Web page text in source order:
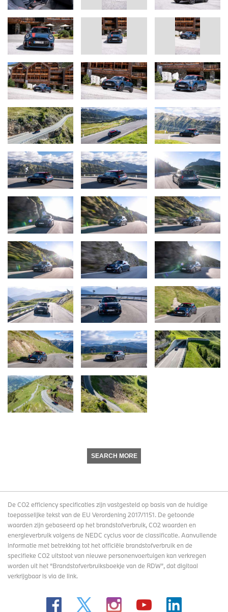
SEARCH MORE
De CO2 efficiency specificaties zijn vastgesteld op basis van de huidige
toepasselijke tekst van de EU Verordening 2017/1151. De getoonde
waarden zijn gebaseerd op het brandstofverbruik, CO2 waarden en
energieverbruik volgens de NEDC cyclus voor de classificatie. Aanvullende
informatie met betrekking tot het officiële brandstofverbruik en de
specifieke CO2 uitstoot van nieuwe personenvoertuigen kan verkregen
worden uit het “Brandstofverbruiksboekje van de RDW”, dat digitaal
verkrijgbaaris via de link.